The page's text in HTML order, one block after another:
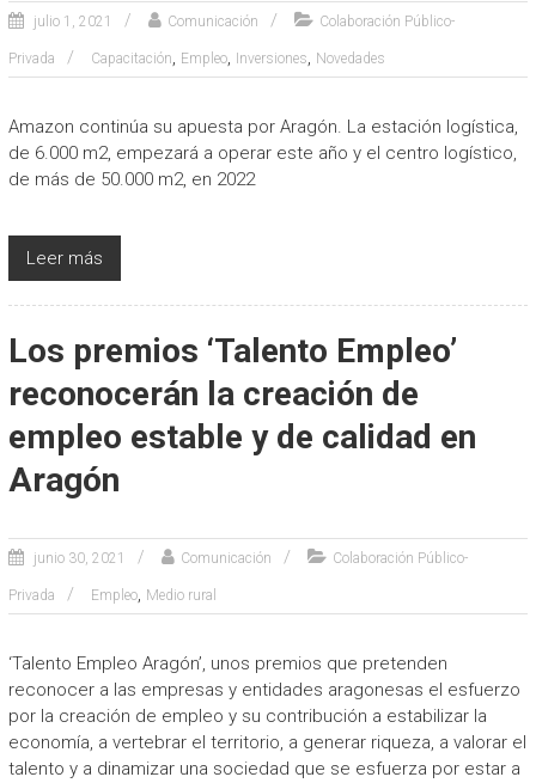
julio 1, 2021 Comunicación Colaboración Público-
Privada Capacitación, Empleo, Inversiones, Novedades
Amazon continúa su apuesta por Aragón. La estación logística,
de 6.000 m2, empezará a operar este año y el centro logístico,
de más de 50.000 m2, en 2022
Leer más
Los premios ‘Talento Empleo’
reconocerán la creación de
empleo estable y de calidad en
Aragón
junio 30, 2021 Comunicación Colaboración Público-
Privada Empleo, Medio rural
‘Talento Empleo Aragón’, unos premios que pretenden
reconocer a las empresas y entidades aragonesas el esfuerzo
por la creación de empleo y su contribución a estabilizar la
economía, a vertebrar el territorio, a generar riqueza, a valorar el
talento y a dinamizar una sociedad que se esfuerza por estar a